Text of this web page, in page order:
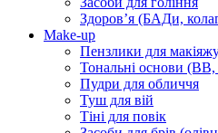
Здоровʼя (БАДи,
Make-up
Пензлики для
Тональні основи
Пудри для обличчя
Туш для вій
Тіні для повік